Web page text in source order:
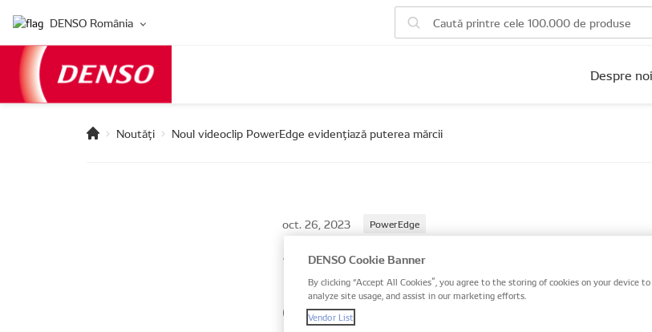
DENSO România
Despre noi
Noutăți Noul videoclip PowerEdge evidențiază puterea mărcii
oct. 26, 2023 PowerEdge
Noul videoclip
evidențiază puterea mărcii
DENSO Cookie Banner
By clicking “Accept All Cookies”, you agree to the storing of cookies on your device
analyze site usage, and assist in our marketing efforts.
Vendor List